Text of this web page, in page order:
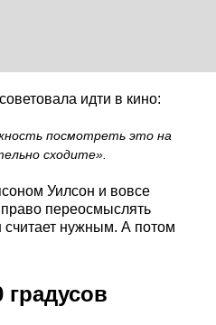
идти в кино:
посмотреть это на
сходите».
Уилсон и вовсе
переосмыслять
считает нужным. А потом
градусов